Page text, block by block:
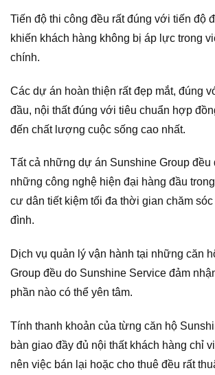
Tiến độ thi công đều rất đúng với tiến độ
khiến khách hàng không bị áp lực trong
chính.
Các dự án hoàn thiện rất đẹp mắt, đúng
đầu, nội thất đúng với tiêu chuẩn hợp
đến chất lượng cuộc sống cao nhất.
Tất cả những dự án Sunshine Group
những công nghệ hiện đại hàng đầu
cư dân tiết kiệm tối đa thời gian chăm
đình.
Dịch vụ quản lý vận hành tại những căn
Group đều do Sunshine Service đảm
phần nào có thể yên tâm.
Tính thanh khoản của từng căn hộ
bàn giao đầy đủ nội thất khách hàng chỉ
nên việc bán lại hoặc cho thuê đều rất